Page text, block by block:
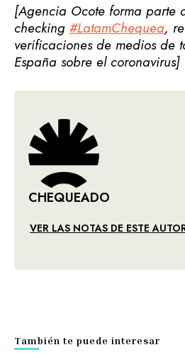
[Agencia Ocote forma parte
checking #LatamChequea,
verificaciones de medios de
España sobre el coronavirus]
CHEQUEADO
VER LAS NOTAS DE ESTE
También te puede interesar